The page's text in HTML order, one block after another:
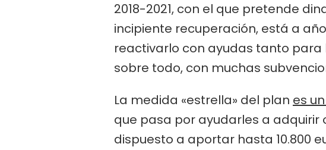
2018-2021, con el que pretende
incipiente recuperación, está a
reactivarlo con ayudas tanto para
sobre todo, con muchas
La medida «estrella» del plan es
que pasa por ayudarles a adquirir
dispuesto a aportar hasta 10.800